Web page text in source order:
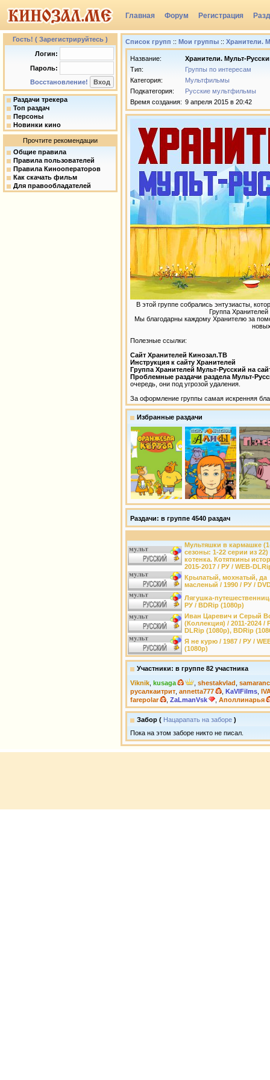
Главная Форум Регистрация
Группы
Гость! ( Зарегистрируйтесь )
Логин:
Пароль:
Восстановление!
Раздачи трекера
Топ раздач
Персоны
Новинки кино
Прочтите рекомендации
Общие правила
Правила пользователей
Правила Кинооператоров
Как скачать фильм
Для правообладателей
Список групп :: Мои группы :: Хранители.
Название:
Хранители. Мульт-
Тип:
Группы по интересам
Категория:
Мультфильмы
Подкатегория:
Русские мультфильмы
Время создания: 9 апреля 2015 в 20:42
В этой группе собрались энтузиасты,
Группа
Мы благодарны каждому Хранителю за
Полезные ссылки:
Сайт Хранителей Кинозал.ТВ
Инструкция к сайту Хранителей
Группа Хранителей Мульт-Русский на
Проблемные раздачи раздела Мульт-
очередь, они под угрозой удаления.
За оформление группы самая искренняя
Избранные раздачи
Раздачи: в группе 4540 раздач
Мультяшки в кармашке
сезоны: 1-22 серии из
котенка. Котяткины
2015-2017 / РУ / WEB-
Крылатый, мохнатый, да
масленый / 1990 / РУ /
Лягушка-
РУ / BDRip (1080p)
Иван Царевич и Серый
(Коллекция) / 2011-2024 /
DLRip (1080p), BDRip
Я не курю / 1987 / РУ /
(1080p)
Участники: в группе 82 участника
Viknik kusaga shestakvlad
русалкаитрит annetta777 KaVlFilms
farepolar
ZaLmanVsk Аполлинарья
Забор ( Нацарапать на заборе )
Пока на этом заборе никто не писал.